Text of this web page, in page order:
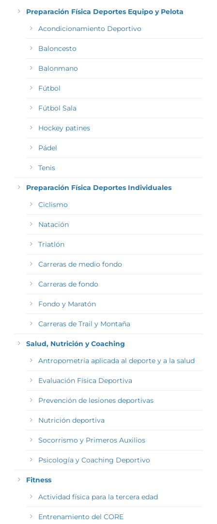
Preparación Física Deportes Equipo y Pelota
Acondicionamiento Deportivo
Baloncesto
Balonmano
Fútbol
Fútbol Sala
Hockey patines
Pádel
Tenis
Preparación Física Deportes Individuales
Ciclismo
Natación
Triatlón
Carreras de medio fondo
Carreras de fondo
Fondo y Maratón
Carreras de Trail y Montaña
Salud, Nutrición y Coaching
Antropometría aplicada al deporte y a la salud
Evaluación Física Deportiva
Prevención de lesiones deportivas
Nutrición deportiva
Socorrismo y Primeros Auxilios
Psicología y Coaching Deportivo
Fitness
Actividad física para la tercera edad
Entrenamiento del CORE